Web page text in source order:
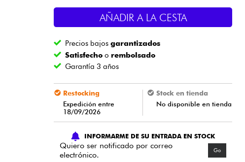
Vientos
Cables & Acces.
AÑADIR A LA CESTA
Precios bajosgarantizados
Satisfecho o rembolsado
Garantía 3 años
Restocking
Expedición entre
18/09/2026
Stock en tienda
No disponible en tienda
INFORMARME DE SU ENTRADA EN STOCK
Quiero ser notificado por correo
electrónico.
Go